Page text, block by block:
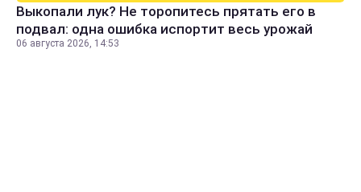
Выкопали лук? Не торопитесь прятать его в
подвал: одна ошибка испортит весь урожай
06 августа 2026, 14:53